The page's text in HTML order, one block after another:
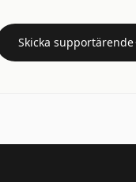
Skicka supportärende